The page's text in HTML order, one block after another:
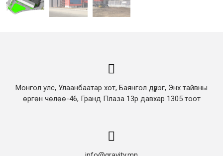
Монгол улс, Улаанбаатар хот, Баянгол дүүрэг, Энх тайвны
өргөн чөлөө-46, Гранд Плаза 13р давхар 1305 тоот